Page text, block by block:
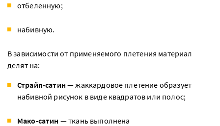
отбеленную;
набивную.
В зависимости от применяемого плетения материал
делят на:
Страйп-сатин — жаккардовое плетение образует
набивной рисунок в виде квадратов или полос;
Мако-сатин — ткань выполнена